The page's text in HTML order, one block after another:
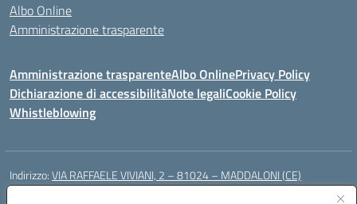
Albo Online
Amministrazione trasparente
Amministrazione trasparenteAlbo OnlinePrivacy Policy
Dichiarazione di accessibilitàNote legaliCookie Policy
Whistleblowing
Indirizzo:VIA RAFFAELE VIVIANI, 2 – 81024 – MADDALONI (CE)
Centralino: